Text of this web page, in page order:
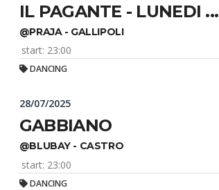
IL PAGANTE - LUNEDI ...
@PRAJA - GALLIPOLI
start: 23:00
DANCING
28/07/2025
GABBIANO
@BLUBAY - CASTRO
start: 23:00
DANCING